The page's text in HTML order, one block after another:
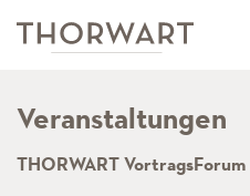
Veranstaltungen
THORWART VortragsForum